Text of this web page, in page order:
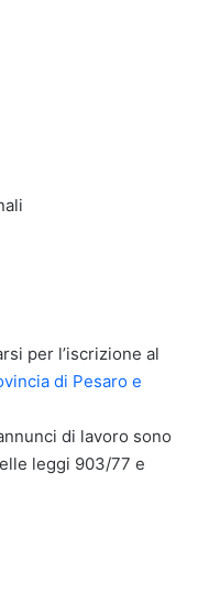
per l’iscrizione al
di Pesaro e
di lavoro sono
leggi 903/77 e